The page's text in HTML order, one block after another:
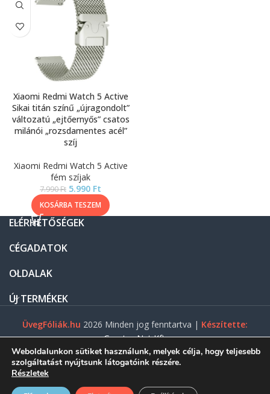
Xiaomi Redmi Watch 5 Active
Sikai titán színű „újragondolt”
változatú „ejtőernyős” csatos
milánói „rozsdamentes acél”
szíj
Xiaomi Redmi Watch 5 Active
fém szíjak
7.990Ft 5.990 Ft
KOSÁRBA TESZEM
ELÉRHETŐSÉGEK
CÉGADATOK
OLDALAK
ÚJ TERMÉKEK
ÜvegFóliák.hu 2026 Minden jog fenntartva | Készítette:
Gasztro Net Kft.
Weboldalunkon sütiket használunk, melyek célja, hogy teljesebb
szolgáltatást nyújtsunk látogatóink részére.
Részletek